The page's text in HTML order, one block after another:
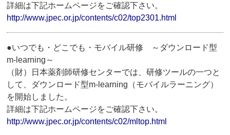
詳細は下記ホームページをご確認下さい。
http://www.jpec.or.jp/contents/c02/top2301.html
●いつでも・どこでも・モバイル研修 ～ダウンロード型
m-learning～
（財）日本薬剤師研修センターでは、研修ツールの一つと
して、ダウンロード型m-learning（モバイルラーニング）
を開始しました。
詳細は下記ホームページをご確認下さい。
http://www.jpec.or.jp/contents/c02/mltop.html